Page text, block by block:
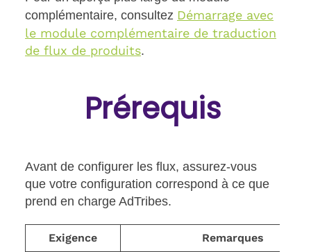
complémentaire, consultez Démarrage avec
le module complémentaire de traduction
de flux de produits.
Prérequis
Avant de configurer les flux, assurez-vous
que votre configuration correspond à ce que
prend en charge AdTribes.
Exigence Remarques